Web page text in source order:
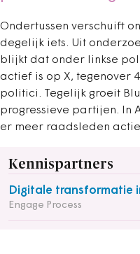
Ondertussen verschuift
degelijk iets. Uit
blijkt dat onder linkse
actief is op X, tegenover
politici. Tegelijk groeit
progressieve partijen. In
er meer raadsleden
Kennispartners
Digitale transformatie
Engage Process